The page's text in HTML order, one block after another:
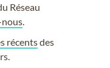
Réseau
récentsdes